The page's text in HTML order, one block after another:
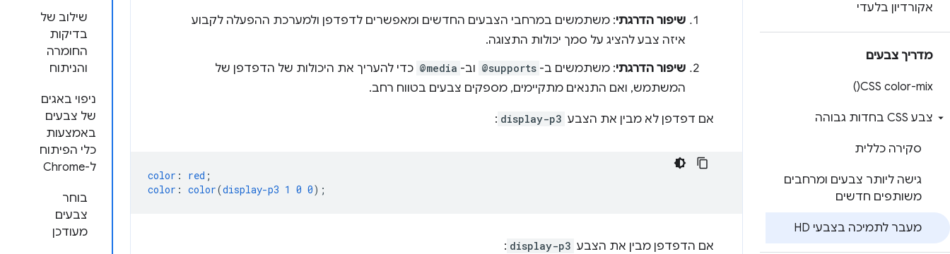
אקורדיון בלעדי
מדריך צבעים
CSS color-mix(
)
צבע CSS בחדות גבוהה
סקירה כללית
גישה ליותר צבעים ומרחבים
משותפים חדשים
מעבר לתמיכה בצבעי HD
שילוב של
בדיקות
החומרה
והניתוח
ניפוי באגים
של צבעים
באמצעות
כלי הפיתוח
ל-Chrome
בוחר
צבעים
מעודכן
שיפור הדרגתי: משתמשים במרחבי הצבעים החדשים ומאפשרים לדפדפן ולמערכת ההפעלה לקבוע
איזה צבע להציג על סמך יכולות התצוגה.
שיפור הדרגתי: משתמשים ב- @supports וב- @media כדי להעריך את היכולות של הדפדפן של
המשתמש, ואם התנאים מתקיימים, מספקים צבעים בטווח רחב.
אם דפדפן לא מבין את הצבע display-p3
:
color : red ;
color : color(display-p3 1 0 0);
אם הדפדפן מבין את הצבע display-p3
: